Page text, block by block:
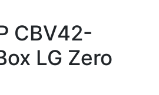
CBV42-
LG Zero